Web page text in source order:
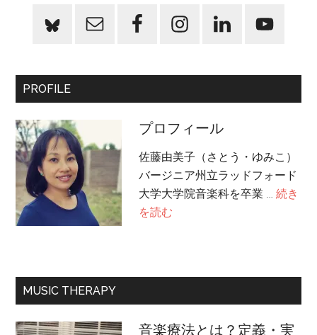
PROFILE
プロフィール
佐藤由美子（さとう・ゆみこ）
バージニア州立ラッドフォード
大学大学院音楽科を卒業 …続き
を読む
ー
ル
MUSIC THERAPY
音楽療法とは？定義・実